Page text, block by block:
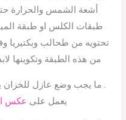
أشعة الشمس والحرارة
طبقات الكلس او طبقة
تحتويه من طحالب وبكتيريا
من هذه الطبقة وتكوينها
. ما يجب وضع عازل للخزان
يعمل على عكس